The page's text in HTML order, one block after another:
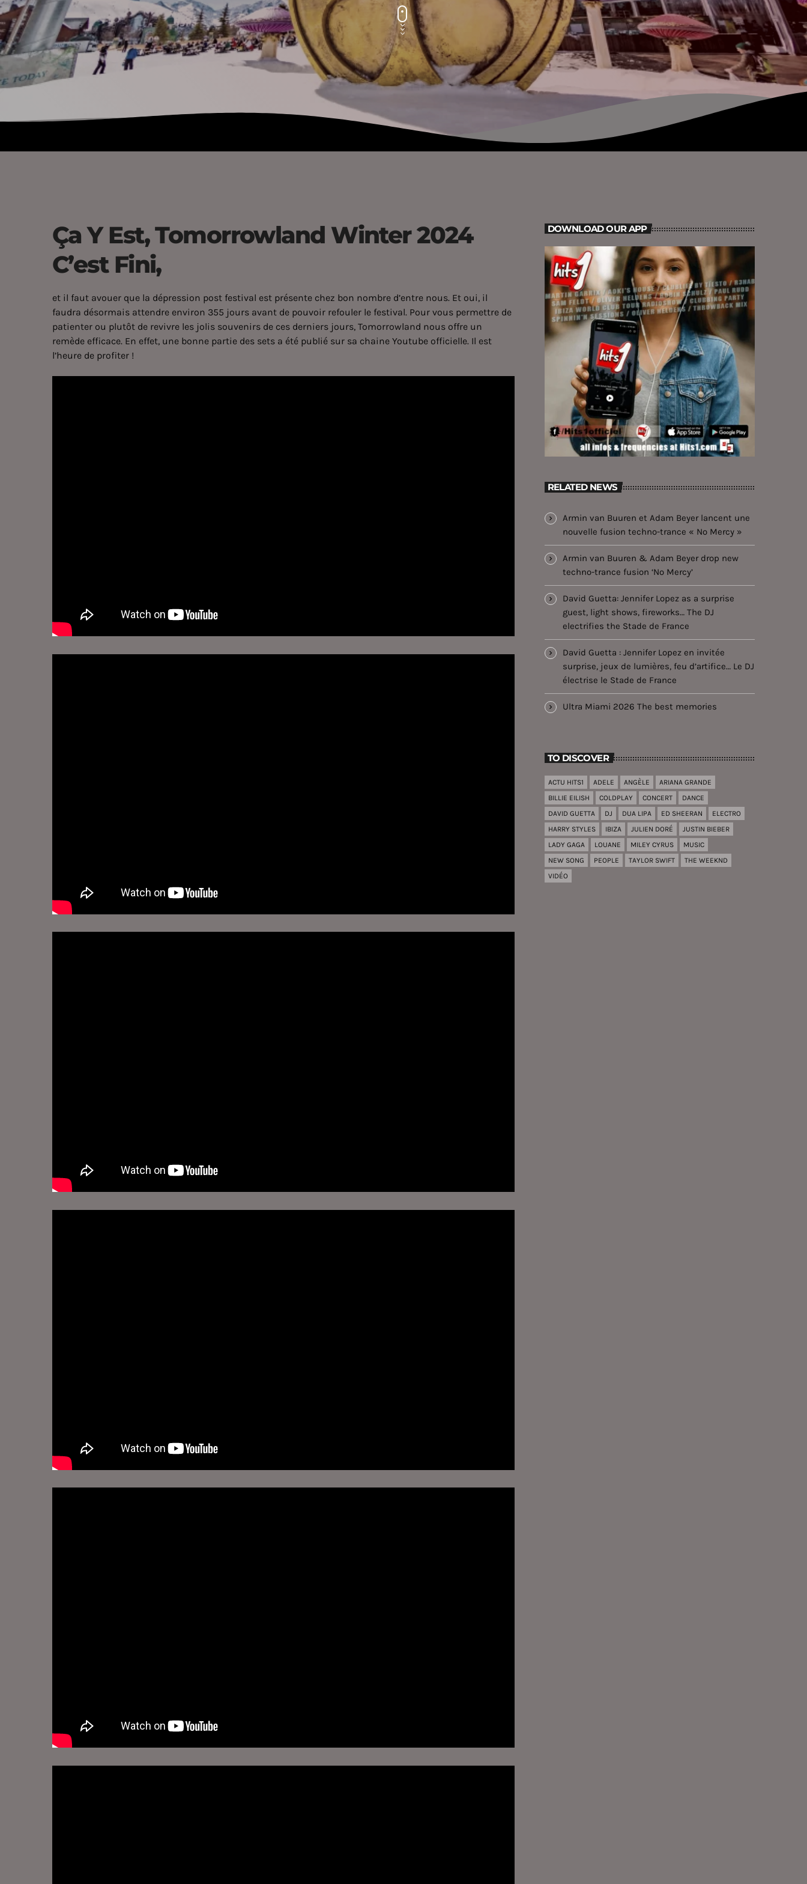
Ça Y Est, Tomorrowland Winter 2024
C’est Fini,
et il faut avouer que la dépression post festival est présente chez bon nombre d’entre nous. Et oui, il
faudra désormais attendre environ 355 jours avant de pouvoir refouler le festival. Pour vous permettre de
patienter ou plutôt de revivre les jolis souvenirs de ces derniers jours, Tomorrowland nous offre un
remède efficace. En effet, une bonne partie des sets a été publié sur sa chaine Youtube officielle. Il est
l’heure de profiter !
DOWNLOAD OUR APP
RELATED NEWS
Armin van Buuren et Adam Beyer lancent une
nouvelle fusion techno-trance « No Mercy »
Armin van Buuren & Adam Beyer drop new
techno-trance fusion ‘No Mercy’
David Guetta: Jennifer Lopez as a surprise
guest, light shows, fireworks… The DJ
electrifies the Stade de France
David Guetta : Jennifer Lopez en invitée
surprise, jeux de lumières, feu d’artifice… Le DJ
électrise le Stade de France
Ultra Miami 2026 The best memories
TO DISCOVER
ACTU HITS1 ADELE ANGÈLE
ARIANA GRANDE
BILLIE EILISH
COLDPLAY CONCERT
DANCE
DAVID GUETTA
DJ DUA LIPA ED SHEERAN
ELECTRO
HARRY STYLES
IBIZA JULIEN DORÉ
JUSTIN BIEBER
LADY GAGA
LOUANE MILEY CYRUS
MUSIC
NEW SONG
PEOPLE TAYLOR SWIFT
THE WEEKND
VIDÉO